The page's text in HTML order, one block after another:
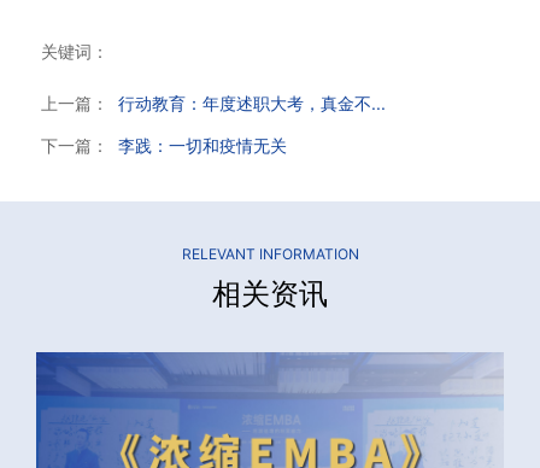
关键词：
上一篇： 行动教育：年度述职大考，真金不...
下一篇： 李践：一切和疫情无关
RELEVANT INFORMATION
相关资讯